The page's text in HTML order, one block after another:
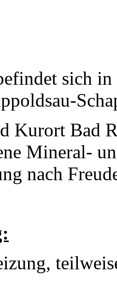
sich
Kurort Bad
Mineral-
nach